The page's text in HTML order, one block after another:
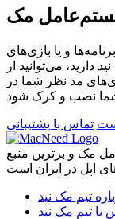
مک
و یا بازی‌های
می‌توانید از
مد نظر شما در
تماس با پشتیبانی
مک و برترین منبع
تیم مک نید
با تیم مک نید